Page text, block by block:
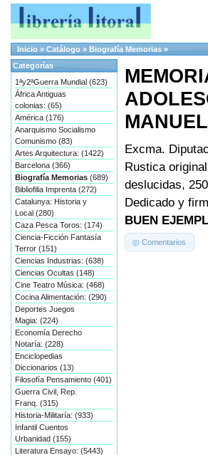
Inicio » Catálogo » Biografía Memorias »
Excma.
Rustica
deslucidas,
Dedicado y
BUEN
Comentarios
Categorías
1ªy2ªGuerra Mundial (623)
África Antiguas
colonias: (65)
América (176)
Anarquismo Socialismo
Comunismo (83)
Artes Arquitectura: (1422)
Barcelona (366)
Biografía Memorias (689)
Bibliofilia Imprenta (272)
Catalunya: Historia y
Local (280)
Caza Pesca Toros: (174)
Ciencia-Ficción Fantasía
Terror (151)
Ciencias Industrias: (638)
Ciencias Ocultas (148)
Cine Teatro Música: (468)
Cocina Alimentación: (290)
Deportes Juegos
Magia: (224)
Economía Derecho
Notaría: (228)
Enciclopedias
Diccionarios (13)
Filosofía Pensamiento (401)
Guerra Civil, Rep.
Franq. (315)
Historia-Militaría: (933)
Infantil Cuentos
Urbanidad (155)
Literatura Ensayo: (5443)